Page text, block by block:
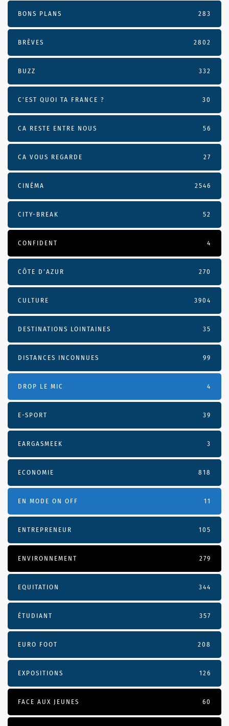
BONS PLANS 283
BRÈVES 2802
BUZZ 332
C'EST QUOI TA FRANCE ? 30
CA RESTE ENTRE NOUS 56
CA VOUS REGARDE 27
CINÉMA 2546
CITY-BREAK 52
CONFIDENT 4
CÔTE D’AZUR 270
CULTURE 3904
DESTINATIONS LOINTAINES 35
DISTANCES INCONNUES 99
DROP LE MIC 4
E-SPORT 39
EARGASMEEK 3
ECONOMIE 818
EN MODE ON OFF 11
ENTREPRENEUR 105
ENVIRONNEMENT 279
EQUITATION 344
ÉTUDIANT 357
EURO FOOT 208
EXPOSITIONS 126
FACE AUX JEUNES 60